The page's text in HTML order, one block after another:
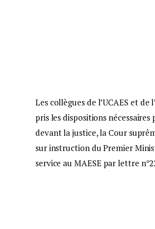
Les collègues de l’UCAES et
pris les dispositions
devant la justice, la Cour
sur instruction du Premier
service au MAESE par lettre